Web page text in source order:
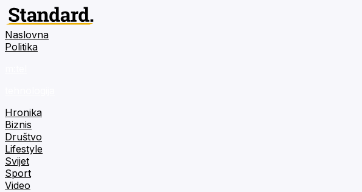
Naslovna
Politika
Hronika
Biznis
Društvo
Lifestyle
Svijet
Sport
Video